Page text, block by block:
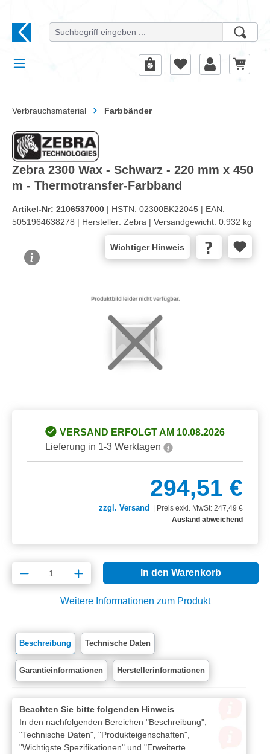
Verbrauchsmaterial Farbbänder
Zebra 2300 Wax - Schwarz - 220 mm x 450
m - Thermotransfer-Farbband
Artikel-Nr: 2106537000 | HSTN: 02300BK22045 | EAN:
5051964638278 | Hersteller: Zebra | Versandgewicht: 0.932 kg
Wichtiger Hinweis
VERSAND ERFOLGT AM 10.08.2026
Lieferung in 1-3 Werktagen
294,51 €
zzgl. Versand
Preis exkl. MwSt: 247,49 €
Ausland abweichend
Produkt Anzahl: Gib den gewünschten
In den Warenkorb
Weitere Informationen zum Produkt
Beschreibung Technische Daten
Garantieinformationen Herstellerinformationen
Beachten Sie bitte folgenden Hinweis
In den nachfolgenden Bereichen "Beschreibung",
"Technische Daten", "Produkteigenschaften",
"Wichtigste Spezifikationen" und "Erweiterte